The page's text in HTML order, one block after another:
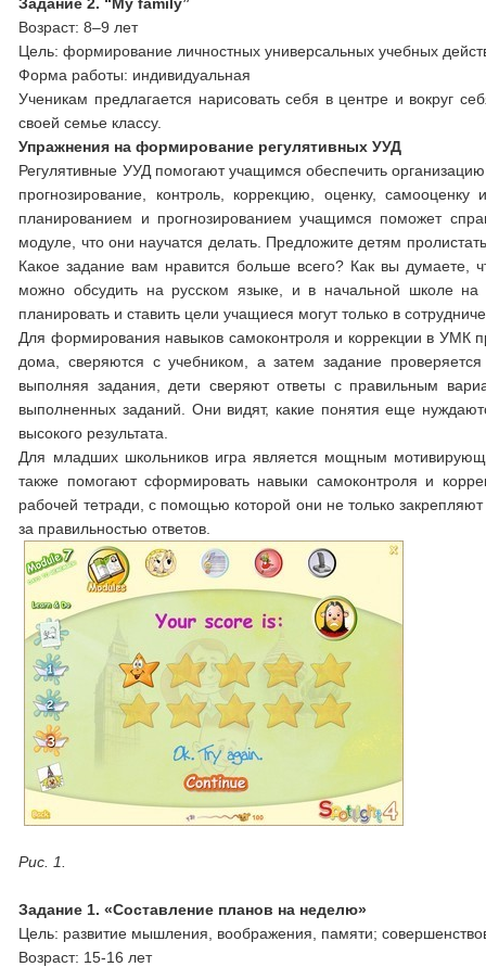
Возраст: 8–9 лет
Цель: формирование личностных универсальных учебных
Форма работы: индивидуальная
Ученикам предлагается нарисовать себя в центре и вокруг
своей семье классу.
Упражнения на формирование регулятивных УУД
Регулятивные УУД помогают учащимся обеспечить
прогнозирование, контроль, коррекцию, оценку,
планированием и прогнозированием учащимся поможет
модуле, что они научатся делать. Предложите детям
Какое задание вам нравится больше всего? Как вы
можно обсудить на русском языке, и в начальной школе на
планировать и ставить цели учащиеся могут только в
Для формирования навыков самоконтроля и коррекции в УМК
дома, сверяются с учебником, а затем задание
выполняя задания, дети сверяют ответы с правильным
выполненных заданий. Они видят, какие понятия еще
высокого результата.
Для младших школьников игра является мощным
также помогают сформировать навыки самоконтроля и
рабочей тетради, с помощью которой они не только
за правильностью ответов.
Рис. 1.
Задание 1.«Составление планов на неделю»
Цель: развитие мышления, воображения, памяти;
Возраст: 15-16 лет